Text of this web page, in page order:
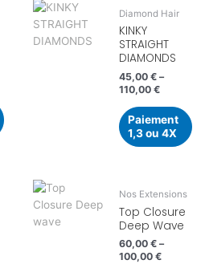
Diamond Hair
KINKY
STRAIGHT
DIAMONDS
45,00 € –
110,00 €
Paiement
1,3 ou 4X
Nos Extensions
Top Closure
Deep Wave
60,00 € –
100,00 €